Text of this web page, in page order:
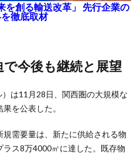
を創る輸送改革」 先行企業の
徹底取材
で今後も継続と展望
は11月28日、関西圏の大規模な
を公表した。
需要量は、新たに供給される物
ス8万4000㎡に達した。既存物